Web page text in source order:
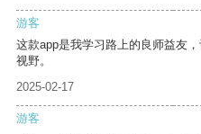
游客
这款app是我学习路上的良师益友
视野。
2025-02-17
游客